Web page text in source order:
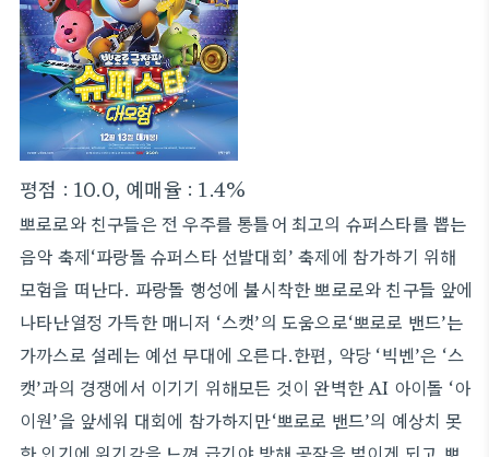
평점 : 10.0, 예매율 : 1.4%
뽀로로와 친구들은 전 우주를 통틀어 최고의 슈퍼스타를 뽑는
음악 축제‘파랑돌 슈퍼스타 선발대회’ 축제에 참가하기 위해
모험을 떠난다. 파랑돌 행성에 불시착한 뽀로로와 친구들 앞에
나타난열정 가득한 매니저 ‘스캣’의 도움으로‘뽀로로 밴드’는
가까스로 설레는 예선 무대에 오른다.한편, 악당 ‘빅벤’은 ‘스
캣’과의 경쟁에서 이기기 위해모든 것이 완벽한 AI 아이돌 ‘아
이원’을 앞세워 대회에 참가하지만‘뽀로로 밴드’의 예상치 못